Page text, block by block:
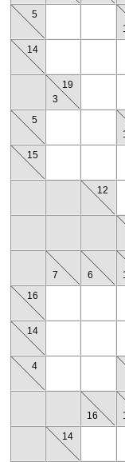
5
14
19
3
5
15
12
7 6
16
14
4
16
14